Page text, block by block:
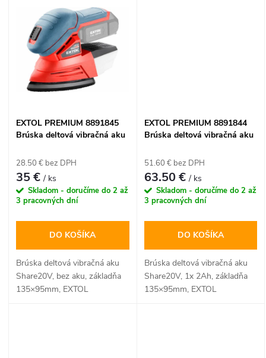
EXTOL PREMIUM 8891845
Brúska deltová vibračná aku
135×95mm
28.50 € bez DPH
35 €/ ks
Skladom - doručíme do 2 až
3 pracovných dní
DO KOŠÍKA
Brúska deltová vibračná aku
Share20V, bez aku, základňa
135×95mm, EXTOL
EXTOL PREMIUM 8891844
Brúska deltová vibračná aku
135×95mm
51.60 € bez DPH
63.50 €/ ks
Skladom - doručíme do 2 až
3 pracovných dní
DO KOŠÍKA
Brúska deltová vibračná aku
Share20V, 1x 2Ah, základňa
135×95mm, EXTOL